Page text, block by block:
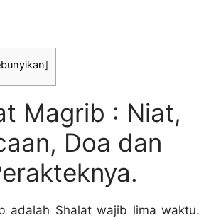
]
Magrib : Niat,
Doa dan
adalah Shalat wajib lima waktu.